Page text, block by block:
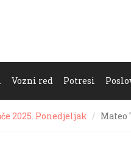
Vozni red Potresi
2025. Ponedjeljak Mateo